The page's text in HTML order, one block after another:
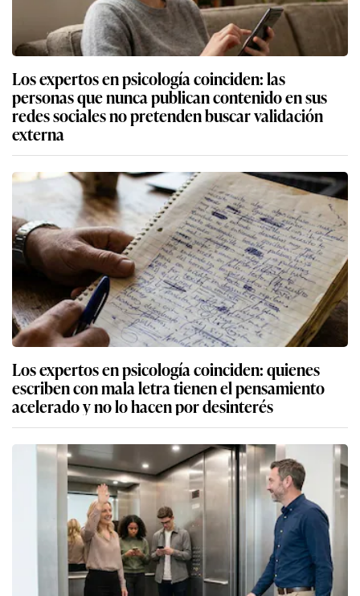
Los expertos en psicología coinciden: las
personas que nunca publican contenido en sus
redes sociales no pretenden buscar validación
externa
Los expertos en psicología coinciden: quienes
escriben con mala letra tienen el pensamiento
acelerado y no lo hacen por desinterés